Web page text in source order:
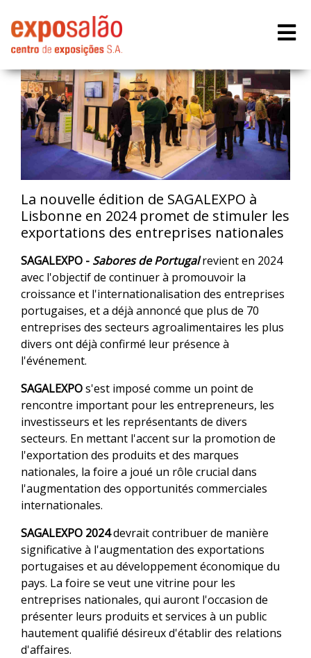
La nouvelle édition de SAGALEXPO à
Lisbonne en 2024 promet de stimuler les
exportations des entreprises nationales
SAGALEXPO - Sabores de Portugalrevient en 2024
avec l'objectif de continuer à promouvoir la
croissance et l'internationalisation des entreprises
portugaises, et a déjà annoncé que plus de 70
entreprises des secteurs agroalimentaires les plus
divers ont déjà confirmé leur présence à
l'événement.
SAGALEXPOs'est imposé comme un point de
rencontre important pour les entrepreneurs, les
investisseurs et les représentants de divers
secteurs. En mettant l'accent sur la promotion de
l'exportation des produits et des marques
nationales, la foire a joué un rôle crucial dans
l'augmentation des opportunités commerciales
internationales.
SAGALEXPO 2024devrait contribuer de manière
significative à l'augmentation des exportations
portugaises et au développement économique du
pays. La foire se veut une vitrine pour les
entreprises nationales, qui auront l'occasion de
présenter leurs produits et services à un public
hautement qualifié désireux d'établir des relations
d'affaires.